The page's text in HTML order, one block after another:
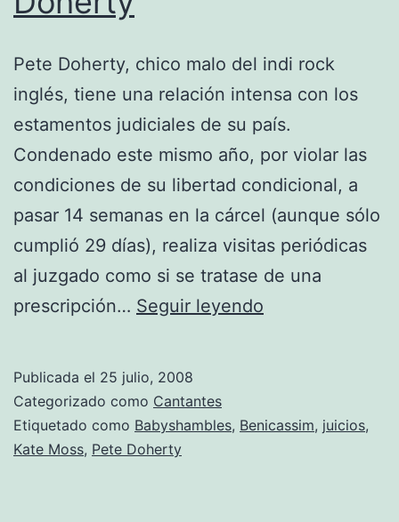
Pete Doherty, chico malo del indi rock
inglés, tiene una relación intensa con los
estamentos judiciales de su país.
Condenado este mismo año, por violar las
condiciones de su libertad condicional, a
pasar 14 semanas en la cárcel (aunque sólo
cumplió 29 días), realiza visitas periódicas
al juzgado como si se tratase de una
prescripción… Seguir leyendo
Publicada el 25 julio, 2008
Categorizado como Cantantes
Etiquetado como Babyshambles, Benicassim, juicios,
Kate Moss, Pete Doherty